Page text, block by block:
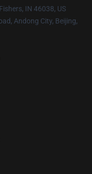
IN 46038, US
Andong City, Beijing,